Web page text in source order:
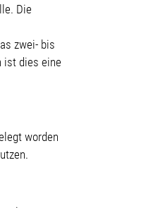
Die
zwei- bis
ist dies eine
worden